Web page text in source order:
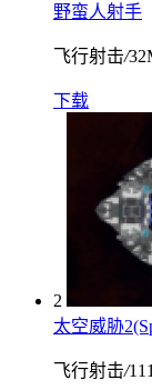
野蛮人射手
飞行射击/
下载
2
太空威胁
飞行射击/